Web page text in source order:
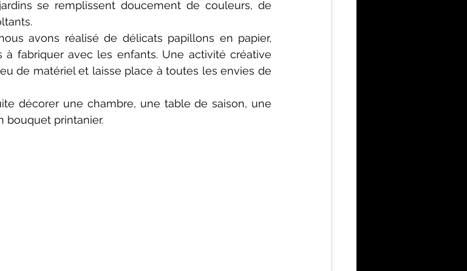
se remplissent doucement de couleurs, de
avons réalisé de délicats papillons en papier,
à fabriquer avec les enfants. Une activité créative
de matériel et laisse place à toutes les envies de
décorer une chambre, une table de saison, une
bouquet printanier.